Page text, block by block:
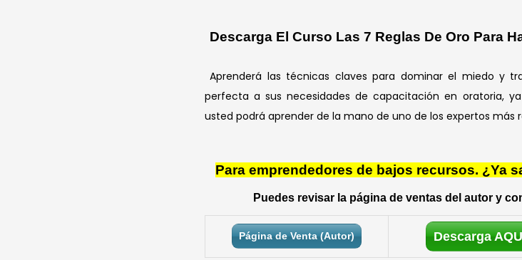
Descarga El Curso Las 7 Reglas De Oro Para
Aprenderá las técnicas claves para dominar el miedo y
perfecta a sus necesidades de capacitación en oratoria,
usted podrá aprender de la mano de uno de los expertos más
Para emprendedores de bajos recursos. ¿Ya
Puedes revisar la página de ventas del autor y
Página de Venta (Autor) Descarga